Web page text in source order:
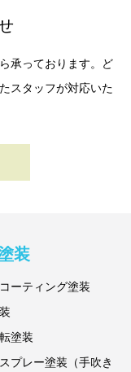
承っております。ど
スタッフが対応いた
装
コーティング塗装
塗装
プレー塗装（手吹き